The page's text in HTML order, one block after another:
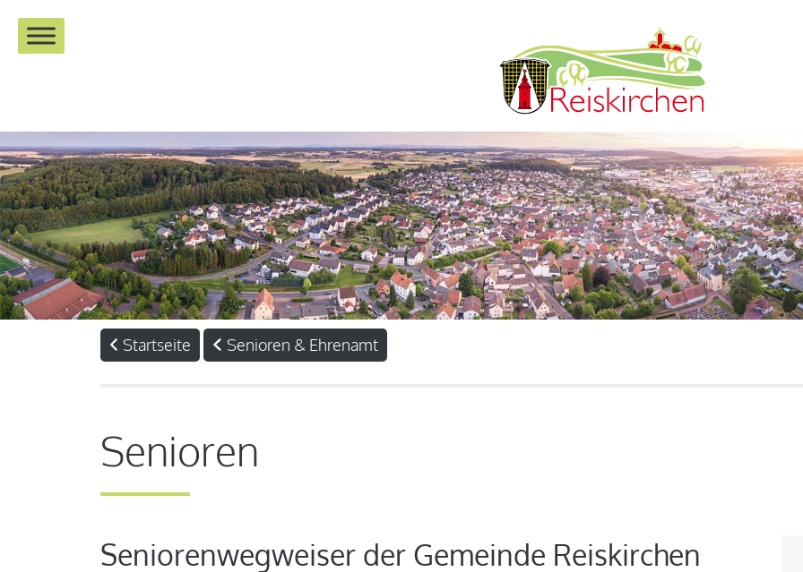
Startseite Senioren & Ehrenamt
Senioren
Seniorenwegweiser der Gemeinde Reiskirchen